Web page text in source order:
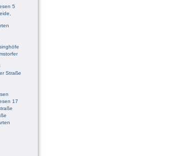
5
Straße
17